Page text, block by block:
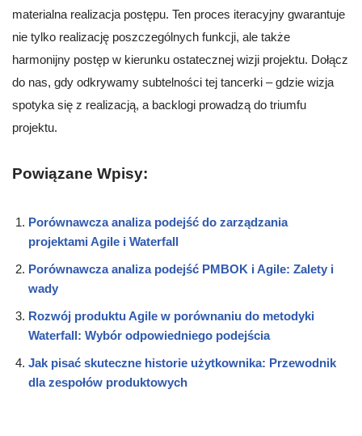
materialna realizacja postępu. Ten proces iteracyjny gwarantuje
nie tylko realizację poszczególnych funkcji, ale także
harmonijny postęp w kierunku ostatecznej wizji projektu. Dołącz
do nas, gdy odkrywamy subtelności tej tancerki – gdzie wizja
spotyka się z realizacją, a backlogi prowadzą do triumfu
projektu.
Powiązane Wpisy:
Porównawcza analiza podejść do zarządzania
projektami Agile i Waterfall
Porównawcza analiza podejść PMBOK i Agile: Zalety i
wady
Rozwój produktu Agile w porównaniu do metodyki
Waterfall: Wybór odpowiedniego podejścia
Jak pisać skuteczne historie użytkownika: Przewodnik
dla zespołów produktowych